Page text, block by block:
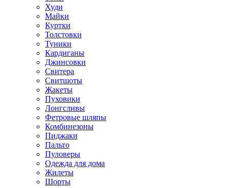
Худи
Майки
Куртки
Толстовки
Туники
Кардиганы
Джинсовки
Свитера
Свитшоты
Жакеты
Пуховики
Лонгсливы
Фетровые шляпы
Комбинезоны
Пиджаки
Пальто
Пуловеры
Одежда для дома
Жилеты
Шорты